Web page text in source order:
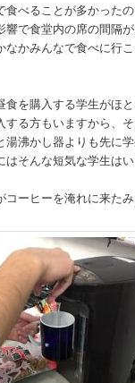
食べることが多かった
響で食堂内の席の間隔
なかみんなで食べに行
食を購入する学生がほ
する方もいますから、
沸かし器よりも先に
はそんな短気な学生は
ーヒーを淹れに来たみ